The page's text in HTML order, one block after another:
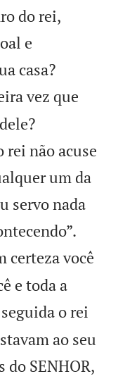
do rei,
e
casa?
vez que
rei não acuse
um da
servo nada
certeza você
e toda a
o rei
ao seu
do SENHOR,